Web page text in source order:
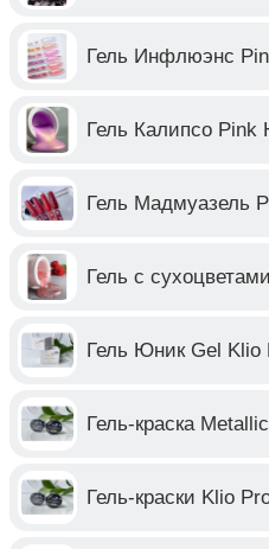
Гель Инфлюэнс
Гель Калипсо Pink
Гель Мадмуазель
Гель с
Гель Юник Gel Klio
Гель-краска
Гель-краски Klio